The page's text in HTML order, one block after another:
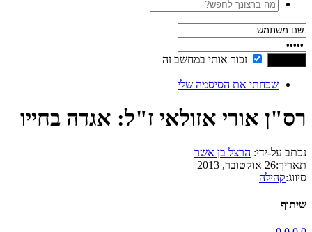
זכור אותי במחשב זה
שכחתי את הסיסמה שלי
רס"ן אורי אזולאי ז"ל: אגדה בחייו
נכתב על-ידי: הרצל בן אשר
תאריך:26 אוקטובר, 2013
סיווג:קהילה
שיתוף